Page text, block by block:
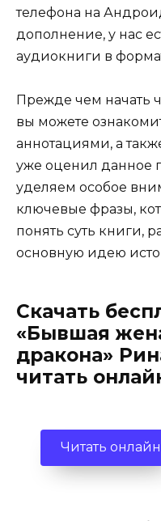
телефона на
дополнение, у нас
аудиокниги в
Прежде чем начать
вы можете
аннотациями, а
уже оценил данное
уделяем особое
ключевые фразы,
понять суть книги,
основную идею
Скачать
«Бывшая
дракона»
читать
Читать онлайн